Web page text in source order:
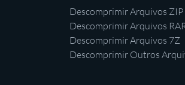
Descomprimir Arquivos ZIP
Descomprimir Arquivos
Descomprimir Arquivos 7Z
Descomprimir Outros